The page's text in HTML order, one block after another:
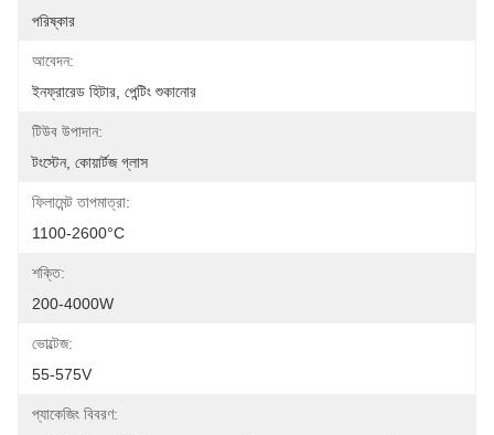
পরিষ্কার
আবেদন:
ইনফ্রারেড হিটার, পেন্টিং শুকানোর
টিউব উপাদান:
টংস্টেন, কোয়ার্টজ গ্লাস
ফিলামেন্ট তাপমাত্রা:
1100-2600°C
শক্তি:
200-4000W
ভোল্টেজ:
55-575V
প্যাকেজিং বিবরণ: